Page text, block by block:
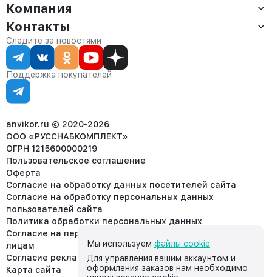
Доставка
Оплата
Сервис
Статус заказа
Статьи
Компания
О компании
Контакты
Партнёрам
Контакты
Отдел продаж:
8 (800) 234-22-62
corp@anvikor.ru
Ежедневно, с 7:00-19:00 (МСК)
Отдел рекламации:
8 (953) 455-25-61
Следите за новостями
Поддержка покупателей
anvikor.ru © 2020-2026
ООО «РУССНАБКОМПЛЕКТ»
ОГРН 1215600000219
Пользовательское соглашение
Оферта
Согласие на обработку данных посетителей сайта
Согласие на обработку персональных данных
пользователей сайта
Политика обработки персональных данных
Согласие на передачу персональных данных третьим
лицам
Согласие реклама
Карта сайта
Мы используем файлы cookie
Для управления вашим аккаунтом и
оформления заказов нам необходимо